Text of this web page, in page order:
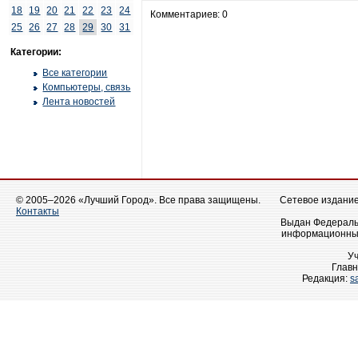
18
19 20 21 22 23
24
25
26 27 28 29 30 31
Категории:
Все категории
Компьютеры, связь
Лента новостей
Комментариев: 0
© 2005–2026 «Лучший Город». Все права защищены.
Контакты
Сетевое
Выдан
Редакция: